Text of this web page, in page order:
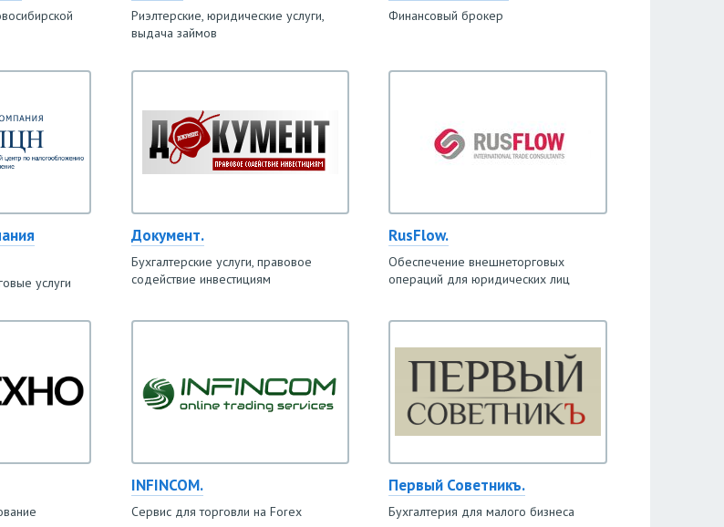
Риэлтерские, юридические услуги,
выдача займов
Финансовый брокер
услуги
Документ.
Бухгалтерские услуги, правовое
содействие инвестициям
RusFlow.
Обеспечение внешнеторговых
операций для юридических лиц
INFINCOM.
Сервис для торговли на Forex
Первый Советникъ.
Бухгалтерия для малого бизнеса